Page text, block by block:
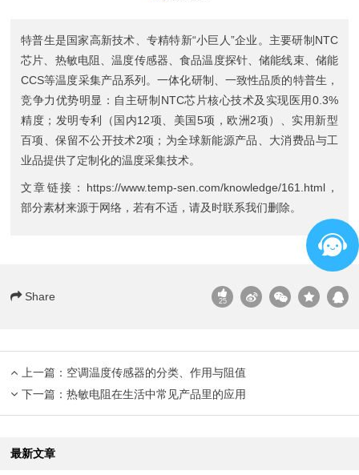
特普生是国家高新技术、专精特新“小巨人”企业。主要研制 NTC
芯片
热敏电阻 、温度传感器 、食品温度探针 、储能线束、 储能
CCS等温度采集产品系列。一体化研制、一致性品质的特普生，
竞争力优势明显：自主研制NTC芯片核心技术及实现医用0.3%
精度；发明专利（国内12项、美国5项，欧洲2项）、实用新型
百项、保留不公开技术2项；为全球新能源产品、大消费品与工
业品提供了定制化的温度采集技术。
文章链接： https://www.temp-sen.com/knowledge/161.html，
部分素材来源于网络，若有不适，请及时联系我们删除。
Share 25
上一篇： 空调温度传感器的分类、作用与阻值
下一篇： 热敏电阻在生活中常见产品里的应用
最新文章